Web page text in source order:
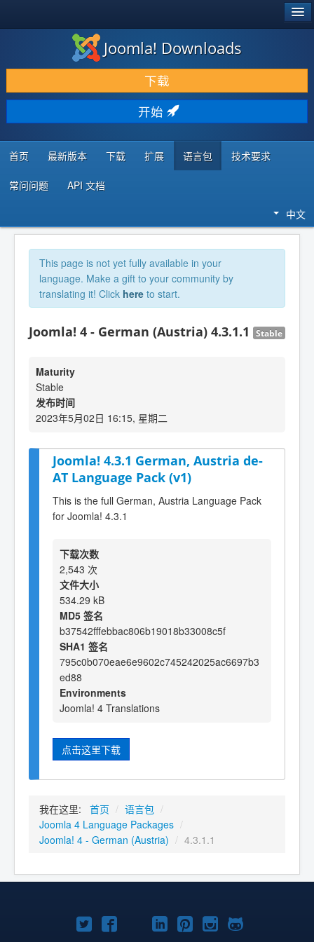
下载 & 扩展
发现 & 学习
社区 & 支持
开发者资源
Joomla! Downloads
下载
开始
首页 最新版本 下载 扩展 语言包 技术要求
常问问题 API 文档
中文
This page is not yet fully available in your
language. Make a gift to your community by
translating it! Click here to start.
Joomla! 4 - German (Austria) 4.3.1.1 Stable
Maturity
Stable
发布时间
2023年5月02日 16:15, 星期二
Joomla! 4.3.1 German, Austria de-
AT Language Pack (v1)
This is the full German, Austria Language Pack
for Joomla! 4.3.1
下载次数
2,543 次
文件大小
534.29 kB
MD5 签名
b37542fffebbac806b19018b33008c5f
SHA1 签名
795c0b070eae6e9602c745242025ac6697b3
ed88
Environments
Joomla! 4 Translations
点击这里下载
我在这里: 首页 / 语言包 /
Joomla 4 Language Packages /
Joomla! 4 - German (Austria) / 4.3.1.1
TwitterFacebookYouTube
LinkedIn
Pinterest
Instagram
GitHub